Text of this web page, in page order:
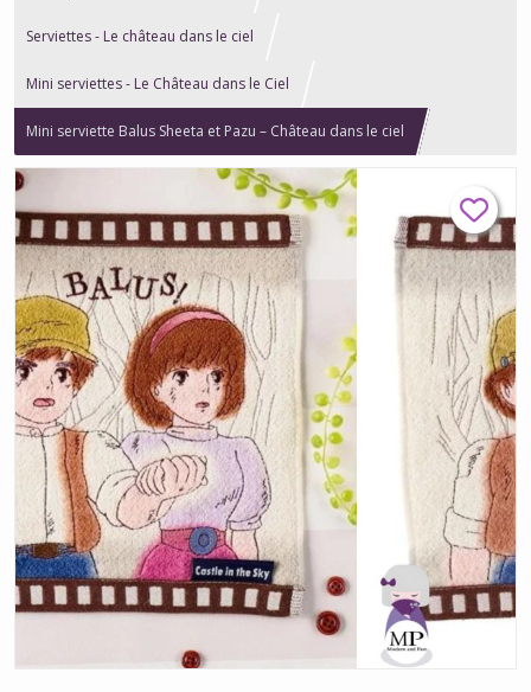
Serviettes - Le château dans le ciel
Mini serviettes - Le Château dans le Ciel
Mini serviette Balus Sheeta et Pazu – Château dans le ciel